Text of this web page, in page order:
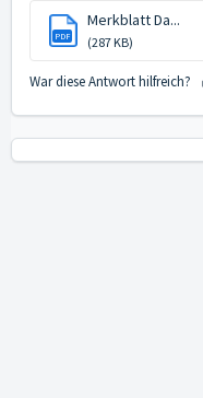
PDF
Merkblatt Da...
(287 KB)
War diese Antwort hilfreich?